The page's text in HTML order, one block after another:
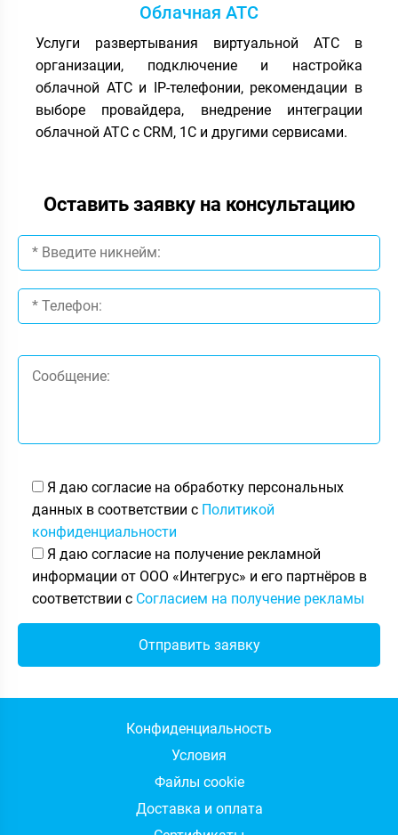
Облачная АТС
Услуги развертывания виртуальной АТС в
организации, подключение и настройка
облачной АТС и IP-телефонии, рекомендации в
выборе провайдера, внедрение интеграции
облачной АТС с CRM, 1С и другими сервисами.
Оставить заявку на консультацию
Я даю согласие на обработку персональных
данных в соответствии с Политикой
конфиденциальности
Я даю согласие на получение рекламной
информации от ООО «Интегрус» и его партнёров в
соответствии с Согласием на получение рекламы
Конфиденциальность
Условия
Файлы cookie
Доставка и оплата